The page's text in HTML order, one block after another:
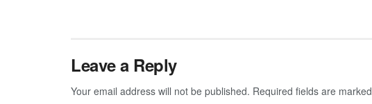
Leave a Reply
Your email address will not be published. Required fields are marked